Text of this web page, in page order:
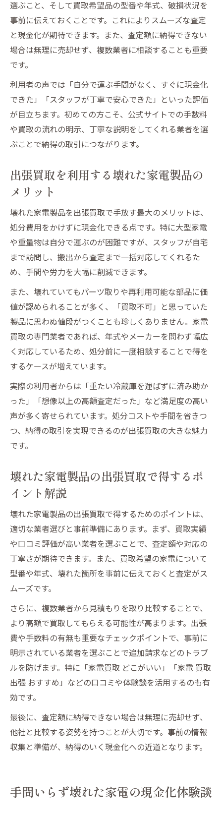
出張買取で壊れた家電製品を納得価格で売
る方法
選ぶこと、そして買取希望品の型番や年式、破損状況を
事前に伝えておくことです。これによりスムーズな査定
と現金化が期待できます。また、査定額に納得できない
場合は無理に売却せず、複数業者に相談することも重要
です。
利用者の声では「自分で運ぶ手間がなく、すぐに現金化
できた」「スタッフが丁寧で安心できた」といった評価
が目立ちます。初めての方こそ、公式サイトでの手数料
や買取の流れの明示、丁寧な説明をしてくれる業者を選
ぶことで納得の取引につながります。
出張買取を利用する壊れた家電製品の
メリット
壊れた家電製品を出張買取で手放す最大のメリットは、
処分費用をかけずに現金化できる点です。特に大型家電
や重量物は自分で運ぶのが困難ですが、スタッフが自宅
まで訪問し、搬出から査定まで一括対応してくれるた
め、手間や労力を大幅に削減できます。
また、壊れていてもパーツ取りや再利用可能な部品に価
値が認められることが多く、「買取不可」と思っていた
製品に思わぬ値段がつくことも珍しくありません。家電
買取の専門業者であれば、年式やメーカーを問わず幅広
く対応しているため、処分前に一度相談することで得を
するケースが増えています。
実際の利用者からは「重たい冷蔵庫を運ばずに済み助か
った」「想像以上の高額査定だった」など満足度の高い
声が多く寄せられています。処分コストや手間を省きつ
つ、納得の取引を実現できるのが出張買取の大きな魅力
です。
壊れた家電製品の出張買取で得するポ
イント解説
壊れた家電製品の出張買取で得するためのポイントは、
適切な業者選びと事前準備にあります。まず、買取実績
や口コミ評価が高い業者を選ぶことで、査定額や対応の
丁寧さが期待できます。また、買取希望の家電について
型番や年式、壊れた箇所を事前に伝えておくと査定がス
ムーズです。
さらに、複数業者から見積もりを取り比較することで、
より高額で買取してもらえる可能性が高まります。出張
費や手数料の有無も重要なチェックポイントで、事前に
明示されている業者を選ぶことで追加請求などのトラブ
ルを防げます。特に「家電買取 どこがいい」「家電 買取
出張 おすすめ」などの口コミや体験談を活用するのも有
効です。
最後に、査定額に納得できない場合は無理に売却せず、
他社と比較する姿勢を持つことが大切です。事前の情報
収集と準備が、納得のいく現金化への近道となります。
手間いらず壊れた家電の現金化体験談